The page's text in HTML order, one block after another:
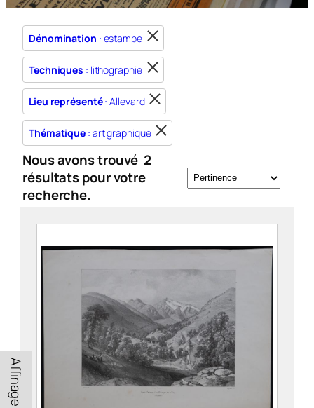
Dénomination : estampe
Techniques : lithographie
Lieu représenté: Allevard
Thématique : art graphique
Nous avons trouvé 2
résultats pour votre
recherche.
Affinage